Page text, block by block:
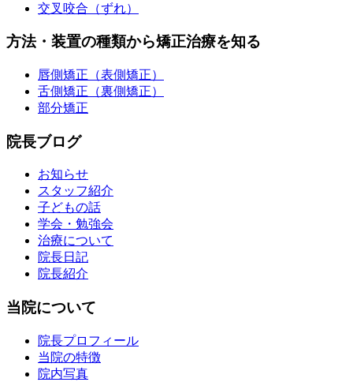
交叉咬合（ずれ）
方法・装置の種類から矯正治療を知る
唇側矯正（表側矯正）
舌側矯正（裏側矯正）
部分矯正
院長ブログ
お知らせ
スタッフ紹介
子どもの話
学会・勉強会
治療について
院長日記
院長紹介
当院について
院長プロフィール
当院の特徴
院内写真